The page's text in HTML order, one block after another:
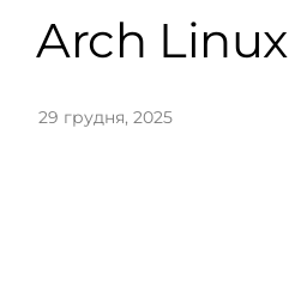
Arch Linux
29 грудня, 2025